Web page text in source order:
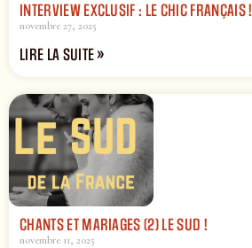
INTERVIEW EXCLUSIF : LE CHIC FRANÇAIS !
novembre 27, 2025
LIRE LA SUITE »
CHANTS ET MARIAGES (2) LE SUD !
novembre 11, 2025